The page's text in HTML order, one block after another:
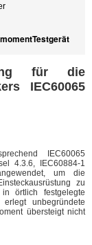
für die
IEC60065
IEC60065
4.3.6, IEC60884-1
um die
zu
örtlich festgelegte
unbegründete
übersteigt nicht